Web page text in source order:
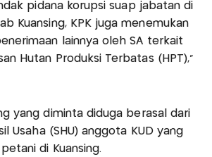
pidana korupsi suap jabatan di
Kuansing, KPK juga menemukan
lainnya oleh SA terkait
Hutan Produksi Terbatas (HPT),"
yang diminta diduga berasal dari
Usaha (SHU) anggota KUD yang
di Kuansing.